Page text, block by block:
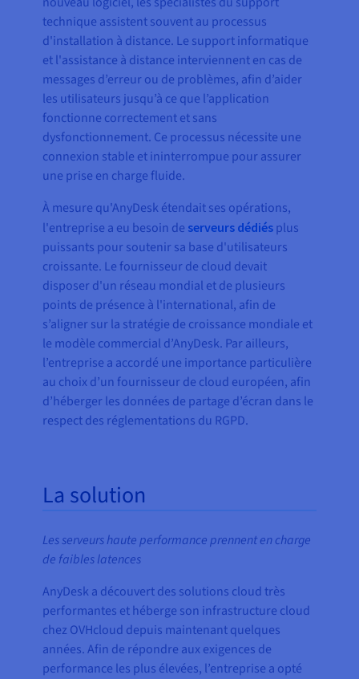
technique assistent souvent au processus
d'installation à distance. Le support informatique
et l'assistance à distance interviennent en cas de
messages d’erreur ou de problèmes, afin d’aider
les utilisateurs jusqu’à ce que l’application
fonctionne correctement et sans
dysfonctionnement. Ce processus nécessite une
connexion stable et ininterrompue pour assurer
une prise en charge fluide.
À mesure qu'AnyDesk étendait ses opérations,
l'entreprise a eu besoin de serveurs dédiés plus
puissants pour soutenir sa base d'utilisateurs
croissante. Le fournisseur de cloud devait
disposer d'un réseau mondial et de plusieurs
points de présence à l'international, afin de
s’aligner sur la stratégie de croissance mondiale et
le modèle commercial d’AnyDesk. Par ailleurs,
l’entreprise a accordé une importance particulière
au choix d’un fournisseur de cloud européen, afin
d’héberger les données de partage d’écran dans le
respect des réglementations du RGPD.
La solution
Les serveurs haute performance prennent en charge
de faibles latences
AnyDesk a découvert des solutions cloud très
performantes et héberge son infrastructure cloud
chez OVHcloud depuis maintenant quelques
années. Afin de répondre aux exigences de
performance les plus élevées, l’entreprise a opté